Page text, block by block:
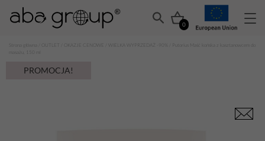
0
OKAZJE CENOWE WIELKA WYPRZEDAŻ -90%
/ Putorius Maść końska z kasztanowcem do
PROMOCJA!